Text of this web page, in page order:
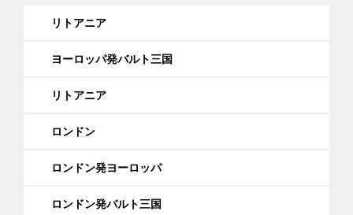
リトアニア
ヨーロッパ発バルト三国
リトアニア
ロンドン
ロンドン発ヨーロッパ
ロンドン発バルト三国